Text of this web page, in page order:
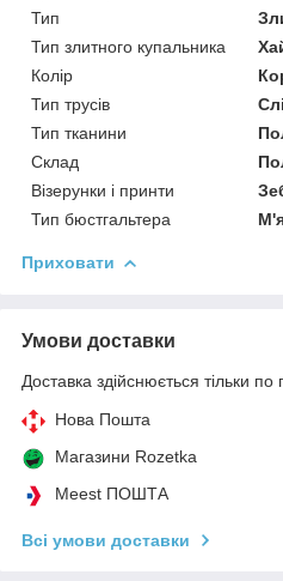
Тип
Тип злитного купальника
Колір
Тип трусів
Тип тканини
Склад
Візерунки і принти
Тип бюстгальтера
Приховати
Умови доставки
Доставка здійснюється тільки по
Нова Пошта
Магазини Rozetka
Meest ПОШТА
Всі умови доставки